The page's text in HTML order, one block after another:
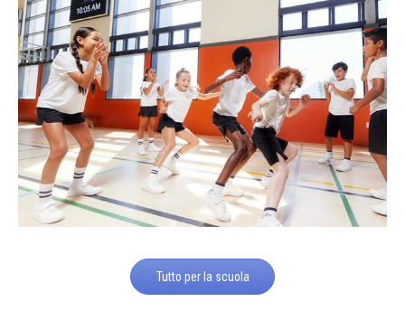
Tutto per la scuola